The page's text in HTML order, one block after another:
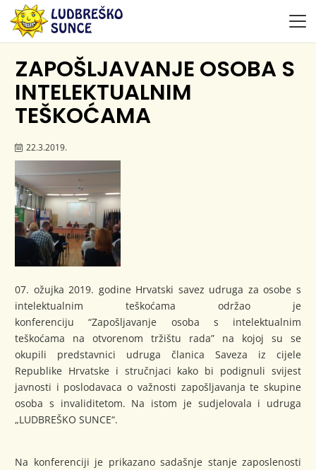
ZAPOŠLJAVANJE OSOBA S
INTELEKTUALNIM
TEŠKOĆAMA
22.3.2019.
07. ožujka 2019. godine Hrvatski savez udruga za osobe s
intelektualnim teškoćama održao je
konferenciju “Zapošljavanje osoba s intelektualnim
teškoćama na otvorenom tržištu rada” na kojoj su se
okupili predstavnici udruga članica Saveza iz cijele
Republike Hrvatske i stručnjaci kako bi podignuli svijest
javnosti i poslodavaca o važnosti zapošljavanja te skupine
osoba s invaliditetom. Na istom je sudjelovala i udruga
„LUDBREŠKO SUNCE“.
Na konferenciji je prikazano sadašnje stanje zaposlenosti